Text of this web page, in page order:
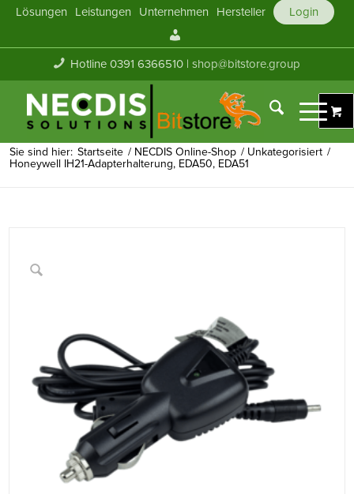
Lösungen Leistungen Unternehmen Hersteller
Login
Konto
Hotline 0391 6366510 |shop@bitstore.group
Sie sind hier: Startseite / NECDIS Online-Shop / Unkategorisiert /
Honeywell IH21-Adapterhalterung, EDA50, EDA51